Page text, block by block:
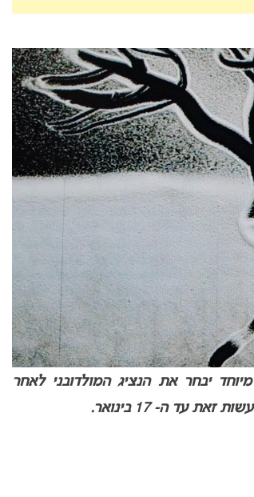
יבחר את הנציג המולדובני לאחר
עד ה- 17 בינואר.